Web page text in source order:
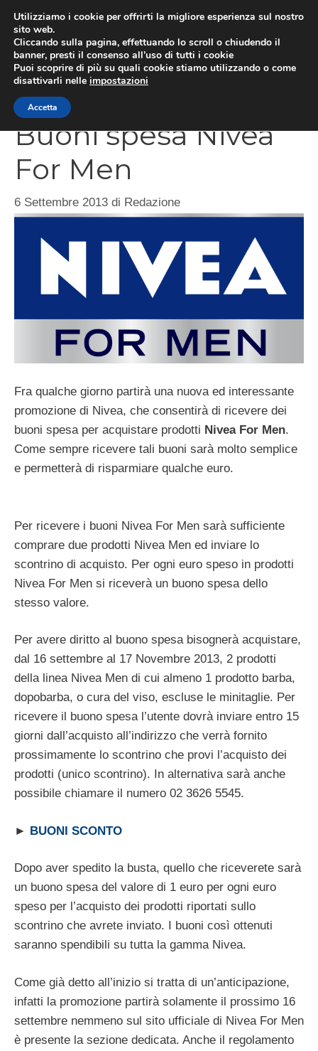
contenuto
Buoni spesa Nivea
For Men
6 Settembre 2013 di Redazione
Fra qualche giorno partirà una nuova ed interessante
promozione di Nivea, che consentirà di ricevere dei
buoni spesa per acquistare prodotti Nivea For Men.
Come sempre ricevere tali buoni sarà molto semplice
e permetterà di risparmiare qualche euro.
Per ricevere i buoni Nivea For Men sarà sufficiente
comprare due prodotti Nivea Men ed inviare lo
scontrino di acquisto. Per ogni euro speso in prodotti
Nivea For Men si riceverà un buono spesa dello
stesso valore.
Per avere diritto al buono spesa bisognerà acquistare,
dal 16 settembre al 17 Novembre 2013, 2 prodotti
della linea Nivea Men di cui almeno 1 prodotto barba,
dopobarba, o cura del viso, escluse le minitaglie. Per
ricevere il buono spesa l’utente dovrà inviare entro 15
giorni dall’acquisto all’indirizzo che verrà fornito
prossimamente lo scontrino che provi l’acquisto dei
prodotti (unico scontrino). In alternativa sarà anche
possibile chiamare il numero 02 3626 5545.
► BUONI SCONTO
Dopo aver spedito la busta, quello che riceverete sarà
un buono spesa del valore di 1 euro per ogni euro
speso per l’acquisto dei prodotti riportati sullo
scontrino che avrete inviato. I buoni così ottenuti
saranno spendibili su tutta la gamma Nivea.
Come già detto all’inizio si tratta di un’anticipazione,
infatti la promozione partirà solamente il prossimo 16
settembre nemmeno sul sito ufficiale di Nivea For Men
è presente la sezione dedicata. Anche il regolamento
Utilizziamo i cookie per offrirti la migliore esperienza sul nostro
sito web.
Cliccando sulla pagina, effettuando lo scroll o chiudendo il
banner, presti il consenso all’uso di tutti i cookie
Puoi scoprire di più su quali cookie stiamo utilizzando o come
disattivarli nelle impostazioni
Accetta